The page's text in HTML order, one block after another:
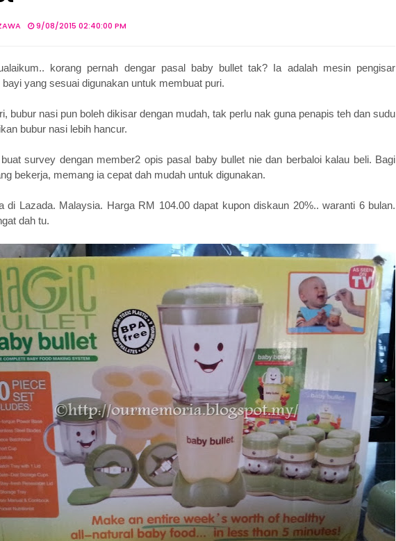
9/08/2015 02:40:00 PM
korang pernah dengar pasal baby bullet tak? Ia adalah mesin pengisar
bayi yang sesuai digunakan untuk membuat puri.
bubur nasi pun boleh dikisar dengan mudah, tak perlu nak guna penapis teh dan sudu
bubur nasi lebih hancur.
survey dengan member2 opis pasal baby bullet nie dan berbaloi kalau beli. Bagi
bekerja, memang ia cepat dah mudah untuk digunakan.
di Lazada. Malaysia. Harga RM 104.00 dapat kupon diskaun 20%.. waranti 6 bulan.
dah tu.